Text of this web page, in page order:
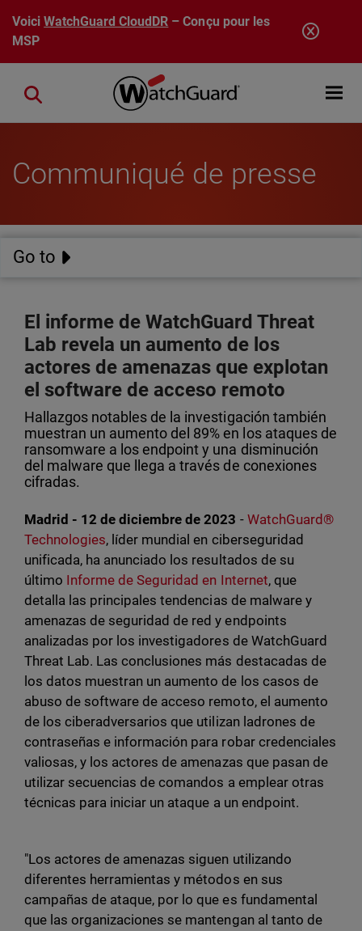
Aller au contenu principal
VoiciWatchGuard CloudDR – Conçu pour les
MSP
Open
Close search
Communiqué de presse
Go to
El informe de WatchGuard Threat
Lab revela un aumento de los
actores de amenazas que explotan
el software de acceso remoto
Hallazgos notables de la investigación también
muestran un aumento del 89% en los ataques de
ransomware a los endpoint y una disminución
del malware que llega a través de conexiones
cifradas.
Madrid - 12 de diciembre de 2023 - WatchGuard®
Technologies, líder mundial en ciberseguridad
unificada, ha anunciado los resultados de su
último Informe de Seguridad en Internet, que
detalla las principales tendencias de malware y
amenazas de seguridad de red y endpoints
analizadas por los investigadores de WatchGuard
Threat Lab. Las conclusiones más destacadas de
los datos muestran un aumento de los casos de
abuso de software de acceso remoto, el aumento
de los ciberadversarios que utilizan ladrones de
contraseñas e información para robar credenciales
valiosas, y los actores de amenazas que pasan de
utilizar secuencias de comandos a emplear otras
técnicas para iniciar un ataque a un endpoint.
"Los actores de amenazas siguen utilizando
diferentes herramientas y métodos en sus
campañas de ataque, por lo que es fundamental
que las organizaciones se mantengan al tanto de